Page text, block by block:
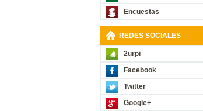
Encuestas
REDES SOCIALES
2urpi
Facebook
Twitter
Google+